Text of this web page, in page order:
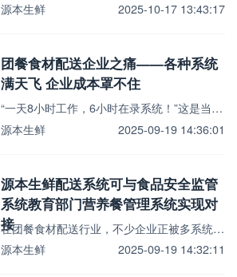
源本生鲜
2025-10-17 13:43:17
团餐食材配送企业之痛——各种系统
满天飞 企业成本罩不住
“一天8小时工作，6小时在录系统！”这是当下无数团餐食材配送企业员工的真实写照。本以为数字化系统是提...
源本生鲜
2025-09-19 14:36:01
源本生鲜配送系统可与食品安全监管
系统教育部门营养餐管理系统实现对
接
在团餐食材配送行业，不少企业正被多系统并行使用的问题搞得焦头烂额。一边要应对日常的订单管理、食材入库...
源本生鲜
2025-09-19 14:32:11